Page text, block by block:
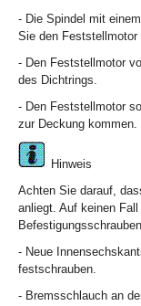
- Die Spindel mit
Sie den Feststellmotor
- Den Feststellmotor
des Dichtrings.
- Den Feststellmotor
zur Deckung kommen.
Hinweis
Achten Sie darauf,
anliegt. Auf keinen
- Neue
festschrauben.
- Bremsschlauch an